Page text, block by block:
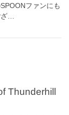
ファンにも
ざ…